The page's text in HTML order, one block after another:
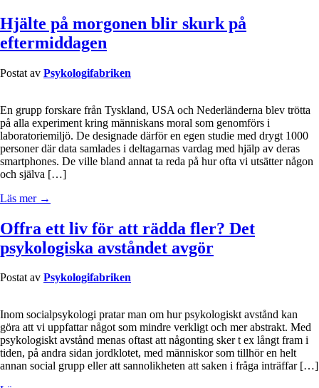
Hjälte på morgonen blir skurk på
eftermiddagen
Postat av Psykologifabriken
En grupp forskare från Tyskland, USA och Nederländerna blev trötta
på alla experiment kring människans moral som genomförs i
laboratoriemiljö. De designade därför en egen studie med drygt 1000
personer där data samlades i deltagarnas vardag med hjälp av deras
smartphones. De ville bland annat ta reda på hur ofta vi utsätter någon
och själva […]
Läs mer →
Offra ett liv för att rädda fler? Det
psykologiska avståndet avgör
Postat av Psykologifabriken
Inom socialpsykologi pratar man om hur psykologiskt avstånd kan
göra att vi uppfattar något som mindre verkligt och mer abstrakt. Med
psykologiskt avstånd menas oftast att någonting sker t ex långt fram i
tiden, på andra sidan jordklotet, med människor som tillhör en helt
annan social grupp eller att sannolikheten att saken i fråga inträffar […]